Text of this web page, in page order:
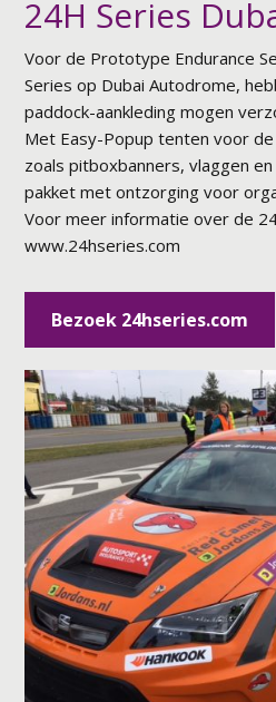
24H Series
Voor de Prototype Endurance
Series op Dubai Autodrome,
paddock-aankleding mogen
Met Easy-Popup tenten voor
zoals pitboxbanners, vlaggen
pakket met ontzorging voor
Voor meer informatie over de
www.24hseries.com
Bezoek 24hseries.com